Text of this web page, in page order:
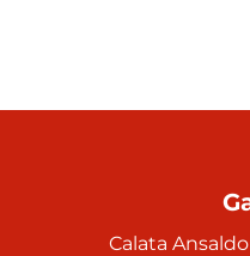
Calata Ansaldo